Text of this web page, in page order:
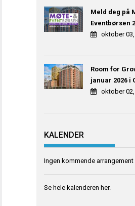
Meld deg på
Eventbørsen
oktober
Room for
januar 2026 i
oktober
KALENDER
Ingen kommende arrangement
Se hele kalenderen her.